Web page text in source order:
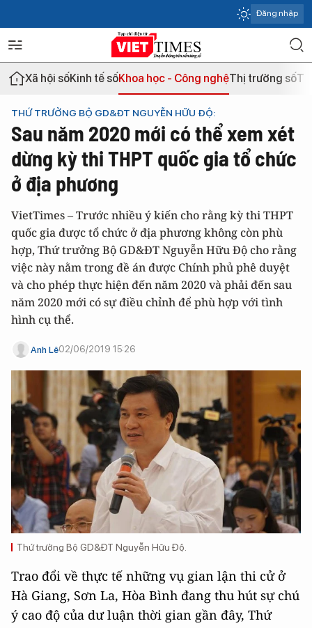
Đăng nhập
Xã hội sốKinh tế sốKhoa học - Công nghệThị trường số
THỨ TRƯỞNG BỘ GD&ĐT NGUYỄN HỮU ĐỘ:
Sau năm 2020 mới có thể xem xét
dừng kỳ thi THPT quốc gia tổ chức
ở địa phương
VietTimes – Trước nhiều ý kiến cho rằng kỳ thi THPT
quốc gia được tổ chức ở địa phương không còn phù
hợp, Thứ trưởng Bộ GD&ĐT Nguyễn Hữu Độ cho rằng
việc này nằm trong đề án được Chính phủ phê duyệt
và cho phép thực hiện đến năm 2020 và phải đến sau
năm 2020 mới có sự điều chỉnh để phù hợp với tình
hình cụ thể.
Anh Lê02/06/2019 15:26
Thứ trưởng Bộ GD&ĐT Nguyễn Hữu Độ.
Trao đổi về thực tế những vụ gian lận thi cử ở
Hà Giang, Sơn La, Hòa Bình đang thu hút sự chú
ý cao độ của dư luận thời gian gần đây, Thứ